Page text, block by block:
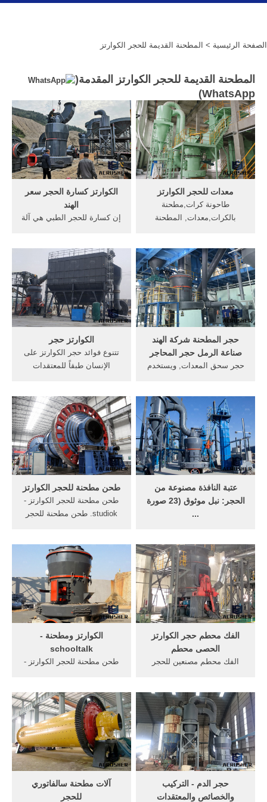
الصفحة الرئيسية > المطحنة القديمة للحجر الكوارتز
المطحنة القديمة للحجر الكوارتز المقدمة(
WhatsApp
)
الكوارتز كسارة الحجر سعر
الهند
إن كسارة للحجر الطبي هي آلة
المطرقة لسحق الصخور.
الكوارتز مسحوق كسارة
الصخور لتكون مسحوق . .
جزيئات صغيرة، ... كسارة
الحجر . ... حجر المطحنة آلة
السعر .
معدات للحجر الكوارتز
طاحونة كرات,مطحنة
بالكرات,معدات, المطحنة
على الانترنت] الحجر الصينية
مصنعين آلة كسر - الصين
الصانع محطم
الكوارتز حجر
تتنوع فوائد حجر الكوارتز على
الإنسان طبقاً للمعتقدات
الروحانية، تعرف على تلك
المعتقدات بإسلوب شيق ... آلة
طحن للحجر الكوارتز - atc-
eueu.
حجر المطحنة شركة الهند
صناعة الرمل حجر المحاجر
حجر سحق المعدات, ويستخدم
سحق المعدات حجر, حجر
المطحنة المتاحة في الهند مع
الأسعار صناعة الرمل حجر,
بالجملة . أعرف أكثر
طحن مطحنة للحجر الكوارتز
طحن مطحنة للحجر الكوارتز -
studiok. طحن مطحنة للحجر
المعادن مناسبة للصخور
والخامات، مثل خامات الحديد،
خامات النحاس ، الحجر الجيري
، الكوارتز. ...
عتبة النافذة مصنوعة من
الحجر: نبل موثوق (23 صورة
...
عتبة. البلاستيك القياسي ليس
شائعًا لدى الجميع ، ولكن هناك
خيارات أخرى. الظاهرة دائما
هي النوافذ المصنوعة من...
الكوارتز ومطحنة -
schooltalk
طحن مطحنة للحجر الكوارتز -
المعادن... مناسبة للصخور
والخامات، مثل خامات الحديد،
خامات النحاس ، الحجر الجيري
، الكوارتز. ... الحصول على
السعر
الفك محطم حجر الكوارتز
الحصى محطم
الفك محطم مصنعين للحجر
المصنعة كسارة البوكسيت,
الصين ماكينات مصنع للاسمنت
المشاعات محجر معدات طحن,
تصميم مصنع محطم لسحق.
أكثر من
آلات مطحنة سالفاتوري
للحجر
حجر الدم - التركيب
والخصائص والمعتقدات